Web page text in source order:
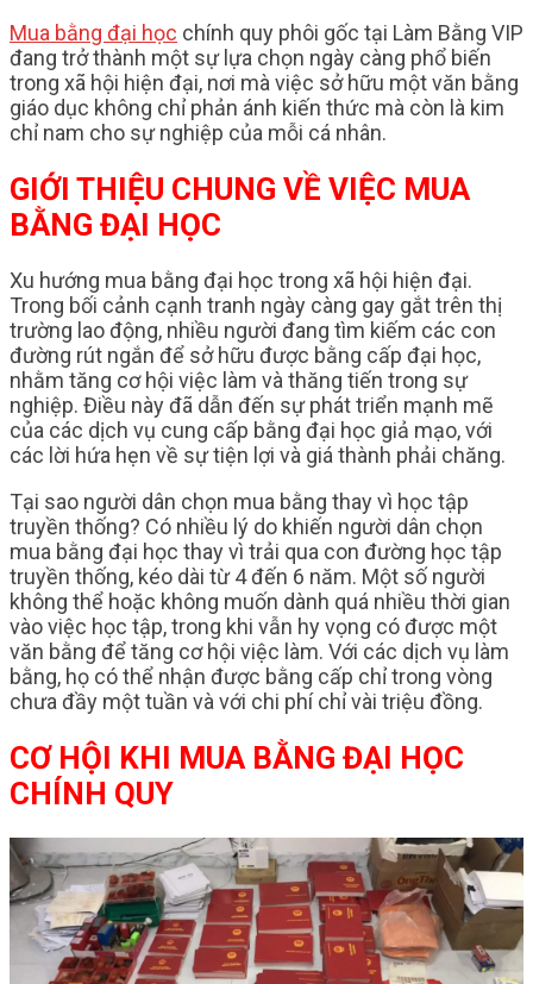
Mua bằng đại học chính quy phôi gốc tại Làm Bằng VIP
đang trở thành một sự lựa chọn ngày càng phổ biến
trong xã hội hiện đại, nơi mà việc sở hữu một văn bằng
giáo dục không chỉ phản ánh kiến thức mà còn là kim
chỉ nam cho sự nghiệp của mỗi cá nhân.
GIỚI THIỆU CHUNG VỀ VIỆC MUA
BẰNG ĐẠI HỌC
Xu hướng mua bằng đại học trong xã hội hiện đại.
Trong bối cảnh cạnh tranh ngày càng gay gắt trên thị
trường lao động, nhiều người đang tìm kiếm các con
đường rút ngắn để sở hữu được bằng cấp đại học,
nhằm tăng cơ hội việc làm và thăng tiến trong sự
nghiệp. Điều này đã dẫn đến sự phát triển mạnh mẽ
của các dịch vụ cung cấp bằng đại học giả mạo, với
các lời hứa hẹn về sự tiện lợi và giá thành phải chăng.
Tại sao người dân chọn mua bằng thay vì học tập
truyền thống? Có nhiều lý do khiến người dân chọn
mua bằng đại học thay vì trải qua con đường học tập
truyền thống, kéo dài từ 4 đến 6 năm. Một số người
không thể hoặc không muốn dành quá nhiều thời gian
vào việc học tập, trong khi vẫn hy vọng có được một
văn bằng để tăng cơ hội việc làm. Với các dịch vụ làm
bằng, họ có thể nhận được bằng cấp chỉ trong vòng
chưa đầy một tuần và với chi phí chỉ vài triệu đồng.
CƠ HỘI KHI MUA BẰNG ĐẠI HỌC
CHÍNH QUY